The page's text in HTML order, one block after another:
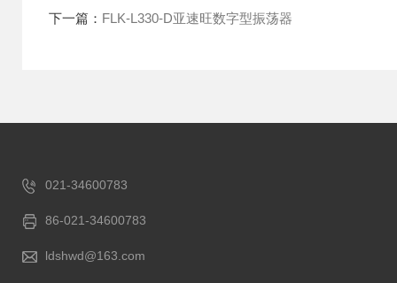
下一篇： FLK-L330-D亚速旺数字型振荡器
021-34600783
86-021-34600783
ldshwd@163.com